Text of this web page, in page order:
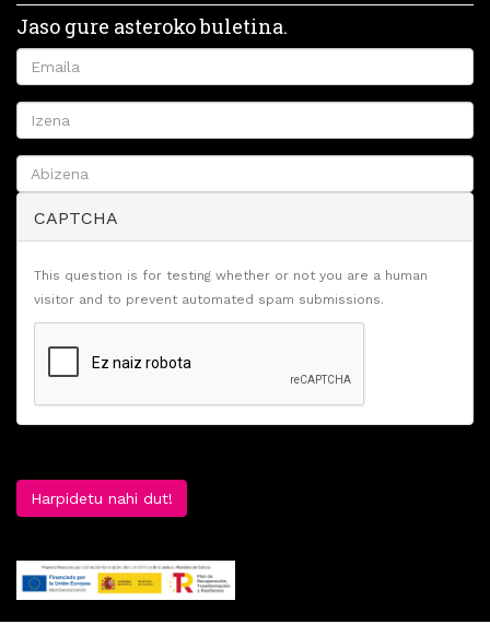
Jaso gure asteroko buletina.
CAPTCHA
This question is for testing whether or not you are a human
visitor and to prevent automated spam submissions.
Harpidetu nahi dut!